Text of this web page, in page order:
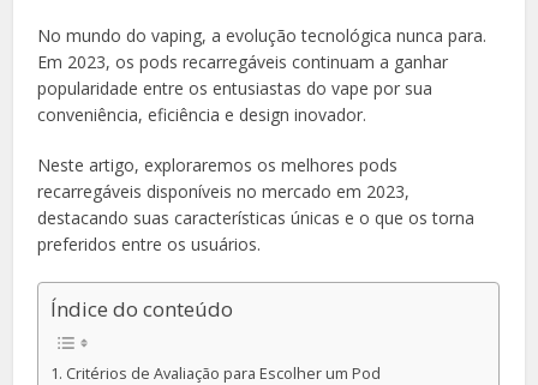
No mundo do vaping, a evolução tecnológica nunca para.
Em 2023, os pods recarregáveis continuam a ganhar
popularidade entre os entusiastas do vape por sua
conveniência, eficiência e design inovador.
Neste artigo, exploraremos os melhores pods
recarregáveis disponíveis no mercado em 2023,
destacando suas características únicas e o que os torna
preferidos entre os usuários.
Índice do conteúdo
Critérios de Avaliação para Escolher um Pod